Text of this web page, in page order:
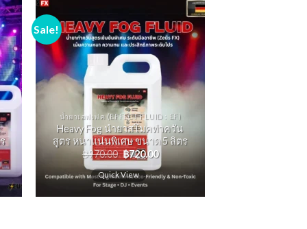
Sale!
น้ำยาเอฟเฟค (EFFECT FLUID : EF)
Heavy Fog นํายาสโมคทําควัน
สูตร หนาแน่นพิเศษ ขนาด 5 ลิตร
฿970.00 ฿720.00
Quick View